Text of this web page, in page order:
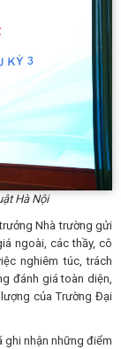
Hà Nội
Nhà trường gửi
ngoài, các thầy, cô
nghiêm túc, trách
đánh giá toàn diện,
của Trường Đại
ghi nhận những điểm